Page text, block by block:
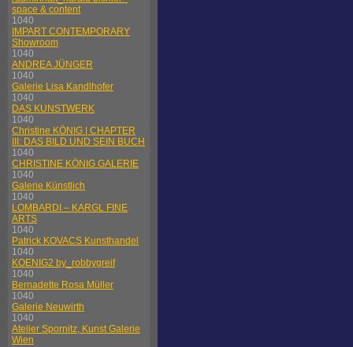
space & content
1040
IMPART CONTEMPORARY
Showroom
1040
ANDREA JÜNGER
1040
Galerie Lisa Kandlhofer
1040
DAS KUNSTWERK
1040
Christine KÖNIG | CHAPTER
III: DAS BILD UND SEIN BUCH
1040
CHRISTINE KÖNIG GALERIE
1040
Galerie Künstlich
1040
LOMBARDI – KARGL FINE
ARTS
1040
Patrick KOVACS Kunsthandel
1040
KOENIG2 by_robbygreif
1040
Bernadette Rosa Müller
1040
Galerie Neuwirth
1040
Atelier Spornitz, Kunst Galerie
Wien